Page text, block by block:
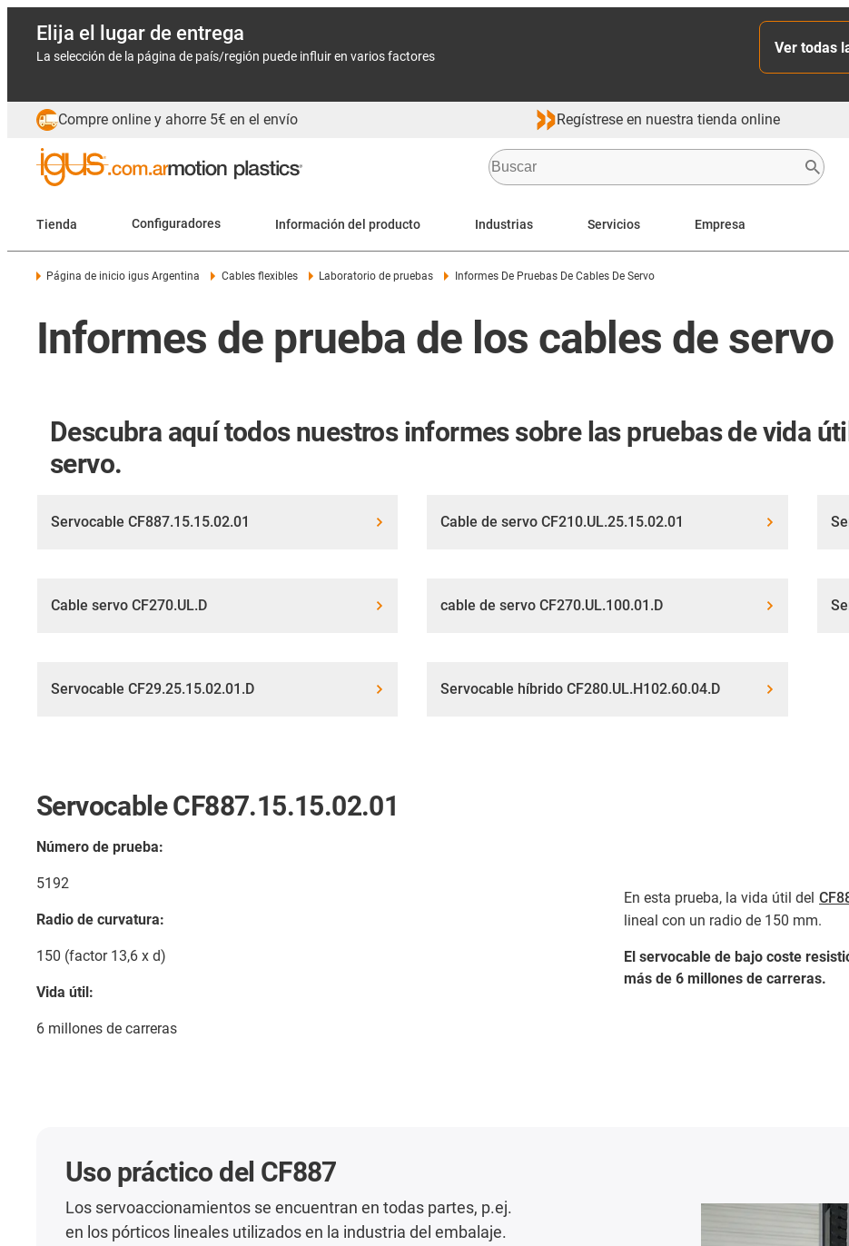
Elija el lugar de entrega
La selección de la página de país/región puede influir en varios factores
Ver todas
Compre online y ahorre 5€ en el envío Regístrese en nuestra tienda online
Tienda Configuradores Información del producto Industrias Servicios Empresa
Página de inicio igus Argentina Cables flexibles Laboratorio de pruebas Informes De Pruebas De Cables De Servo
Informes de prueba de los cables de servo
Descubra aquí todos nuestros informes sobre las pruebas de vida
servo.
Servocable CF887.15.15.02.01 Cable de servo CF210.UL.25.15.02.01
Cable servo CF270.UL.D cable de servo CF270.UL.100.01.D
Servocable CF29.25.15.02.01.D Servocable híbrido CF280.UL.H102.60.04.D
Servocable CF887.15.15.02.01
Número de prueba:
5192
Radio de curvatura:
150 (factor 13,6 x d)
Vida útil:
6 millones de carreras
En esta prueba, la vida útil del
lineal con un radio de 150 mm.
El servocable de bajo coste
más de 6 millones de carreras.
Uso práctico del CF887
Los servoaccionamientos se encuentran en todas partes, p.ej.
en los pórticos lineales utilizados en la industria del embalaje.